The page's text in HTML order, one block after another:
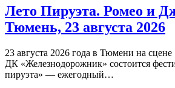
Лето Пируэта. Ромео и
Тюмень, 23 августа 2026
23 августа 2026 года в Тюмени на сцене
ДК «Железнодорожник» состоится
пируэта» — ежегодный…